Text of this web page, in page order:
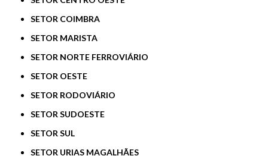
SETOR COIMBRA
SETOR MARISTA
SETOR NORTE FERROVIÁRIO
SETOR OESTE
SETOR RODOVIÁRIO
SETOR SUDOESTE
SETOR SUL
SETOR URIAS MAGALHÃES